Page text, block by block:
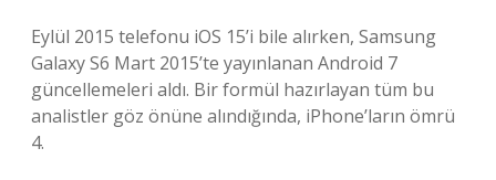
Eylül 2015 telefonu iOS 15’i bile alırken, Samsung
Galaxy S6 Mart 2015’te yayınlanan Android 7
güncellemeleri aldı. Bir formül hazırlayan tüm bu
analistler göz önüne alındığında, iPhone’ların ömrü
4.